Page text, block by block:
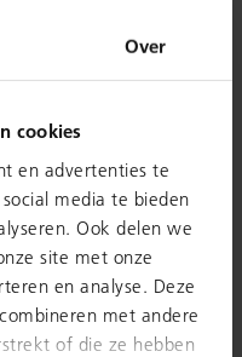
Over
cookies
en advertenties te
media te bieden
Ook delen we
site met onze
en analyse. Deze
met andere
of die ze hebben